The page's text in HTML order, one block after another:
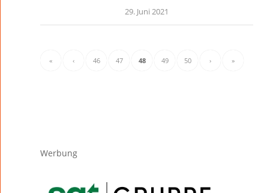
29. Juni 2021
« ‹ 46 47 48 49 50 › »
Werbung